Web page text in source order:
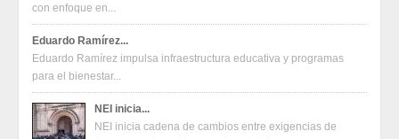
con enfoque en...
Eduardo Ramírez...
Eduardo Ramírez impulsa infraestructura educativa y programas
para el bienestar...
NEI inicia...
NEI inicia cadena de cambios entre exigencias de